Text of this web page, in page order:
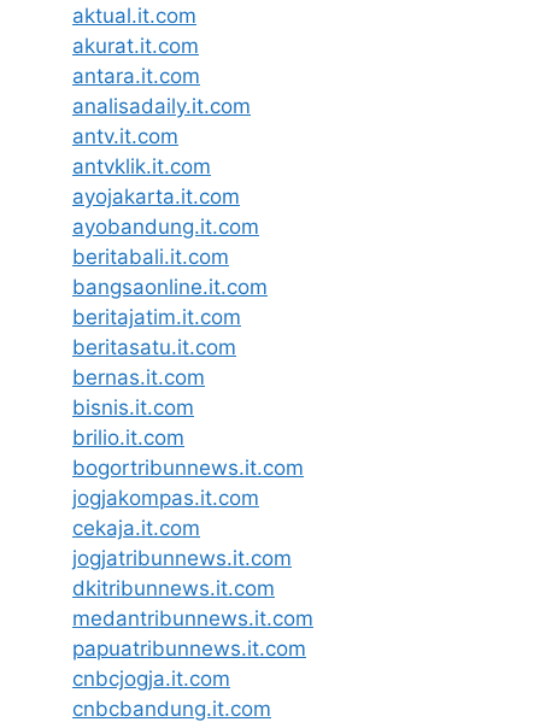
aktual.it.com
akurat.it.com
antara.it.com
analisadaily.it.com
antv.it.com
antvklik.it.com
ayojakarta.it.com
ayobandung.it.com
beritabali.it.com
bangsaonline.it.com
beritajatim.it.com
beritasatu.it.com
bernas.it.com
bisnis.it.com
brilio.it.com
bogortribunnews.it.com
jogjakompas.it.com
cekaja.it.com
jogjatribunnews.it.com
dkitribunnews.it.com
medantribunnews.it.com
papuatribunnews.it.com
cnbcjogja.it.com
cnbcbandung.it.com